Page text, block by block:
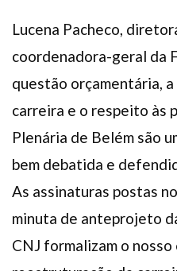
Lucena Pacheco,
coordenadora-geral da
questão orçamentária,
carreira e o respeito às
Plenária de Belém são
bem debatida e
As assinaturas postas
minuta de anteprojeto
CNJ formalizam o nosso